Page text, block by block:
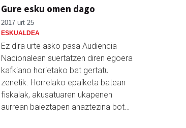
Gure esku omen dago
2017 urt 25
ESKUALDEA
Ez dira urte asko pasa Audiencia
Nacionalean suertatzen diren egoera
kafkiano horietako bat gertatu
zenetik. Horrelako epaiketa batean
fiskalak, akusatuaren ukapenen
aurrean baieztapen ahaztezina bot…